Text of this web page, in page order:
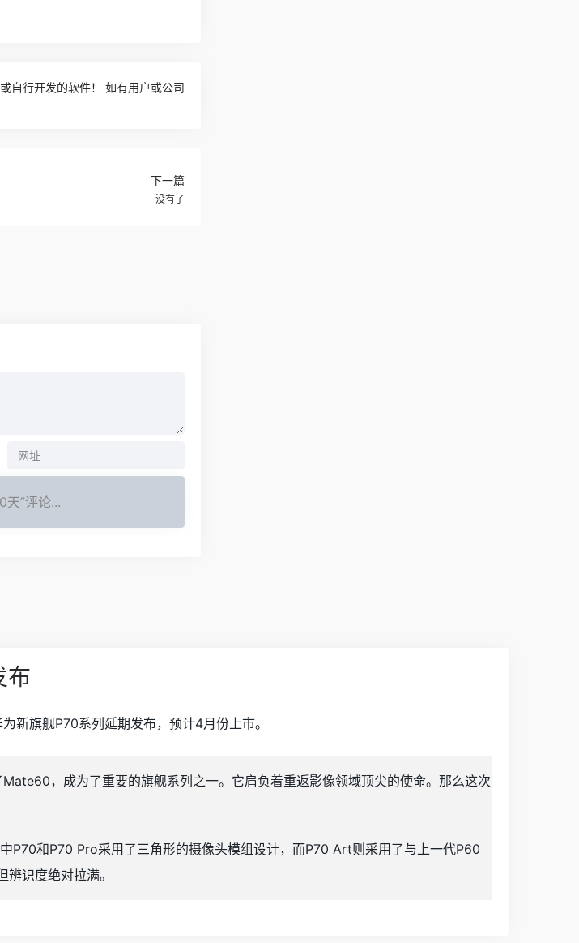
自行开发的软件！ 如有用户或公司
下一篇
没有了
天”评论...
布
新旗舰P70系列延期发布，预计4月份上市。
，成为了重要的旗舰系列之一。它肩负着重返影像领域顶尖的使命。那么这次
P70和P70 Pro采用了三角形的摄像头模组设计，而P70 Art则采用了与上一代P60
识度绝对拉满。